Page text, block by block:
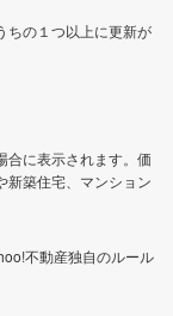
ちの１つ以上に更新が
合に表示されます。価
新築住宅、マンション
不動産独自のルール